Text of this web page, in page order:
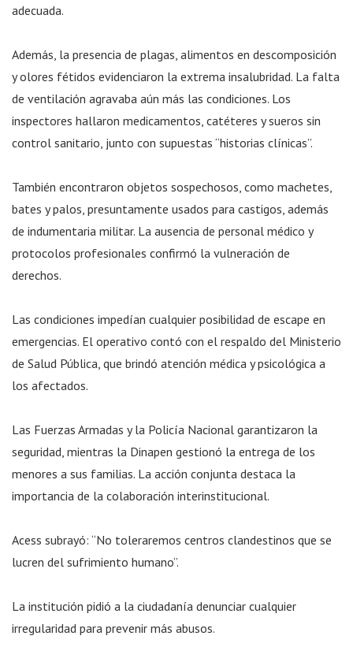
adecuada.
Además, la presencia de plagas, alimentos en descomposición
y olores fétidos evidenciaron la extrema insalubridad. La falta
de ventilación agravaba aún más las condiciones. Los
inspectores hallaron medicamentos, catéteres y sueros sin
control sanitario, junto con supuestas “historias clínicas”.
También encontraron objetos sospechosos, como machetes,
bates y palos, presuntamente usados para castigos, además
de indumentaria militar. La ausencia de personal médico y
protocolos profesionales confirmó la vulneración de
derechos.
Las condiciones impedían cualquier posibilidad de escape en
emergencias. El operativo contó con el respaldo del Ministerio
de Salud Pública, que brindó atención médica y psicológica a
los afectados.
Las Fuerzas Armadas y la Policía Nacional garantizaron la
seguridad, mientras la Dinapen gestionó la entrega de los
menores a sus familias. La acción conjunta destaca la
importancia de la colaboración interinstitucional.
Acess subrayó: “No toleraremos centros clandestinos que se
lucren del sufrimiento humano”.
La institución pidió a la ciudadanía denunciar cualquier
irregularidad para prevenir más abusos.